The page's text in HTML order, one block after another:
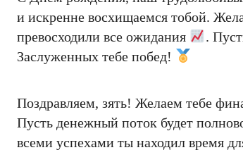
и искренне восхищаемся тобой.
превосходили все ожидания
.
Заслуженных тебе побед!
Поздравляем, зять! Желаем тебе
Пусть денежный поток будет
всеми успехами ты находил время